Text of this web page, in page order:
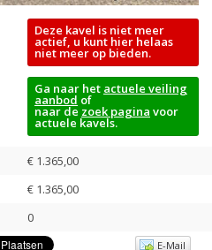
Deze kavel is niet meer
actief, u kunt hier helaas
niet meer op bieden.
Ga naar het actuele veiling
aanbod of
naar de zoek pagina voor
actuele kavels.
€ 1.365,00
€ 1.365,00
0
E-Mail